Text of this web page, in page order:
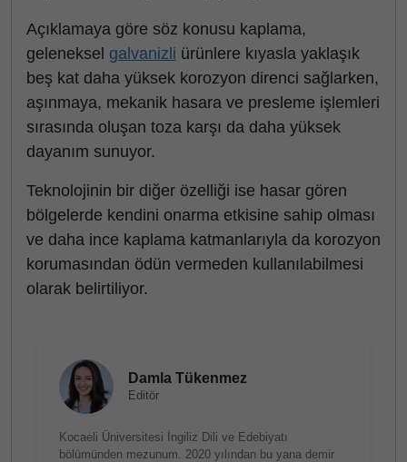
Açıklamaya göre söz konusu kaplama,
geleneksel galvanizli ürünlere kıyasla yaklaşık
beş kat daha yüksek korozyon direnci sağlarken,
aşınmaya, mekanik hasara ve presleme işlemleri
sırasında oluşan toza karşı da daha yüksek
dayanım sunuyor.
Teknolojinin bir diğer özelliği ise hasar gören
bölgelerde kendini onarma etkisine sahip olması
ve daha ince kaplama katmanlarıyla da korozyon
korumasından ödün vermeden kullanılabilmesi
olarak belirtiliyor.
Damla Tükenmez
Editör
Kocaeli Üniversitesi İngiliz Dili ve Edebiyatı
bölümünden mezunum. 2020 yılından bu yana demir